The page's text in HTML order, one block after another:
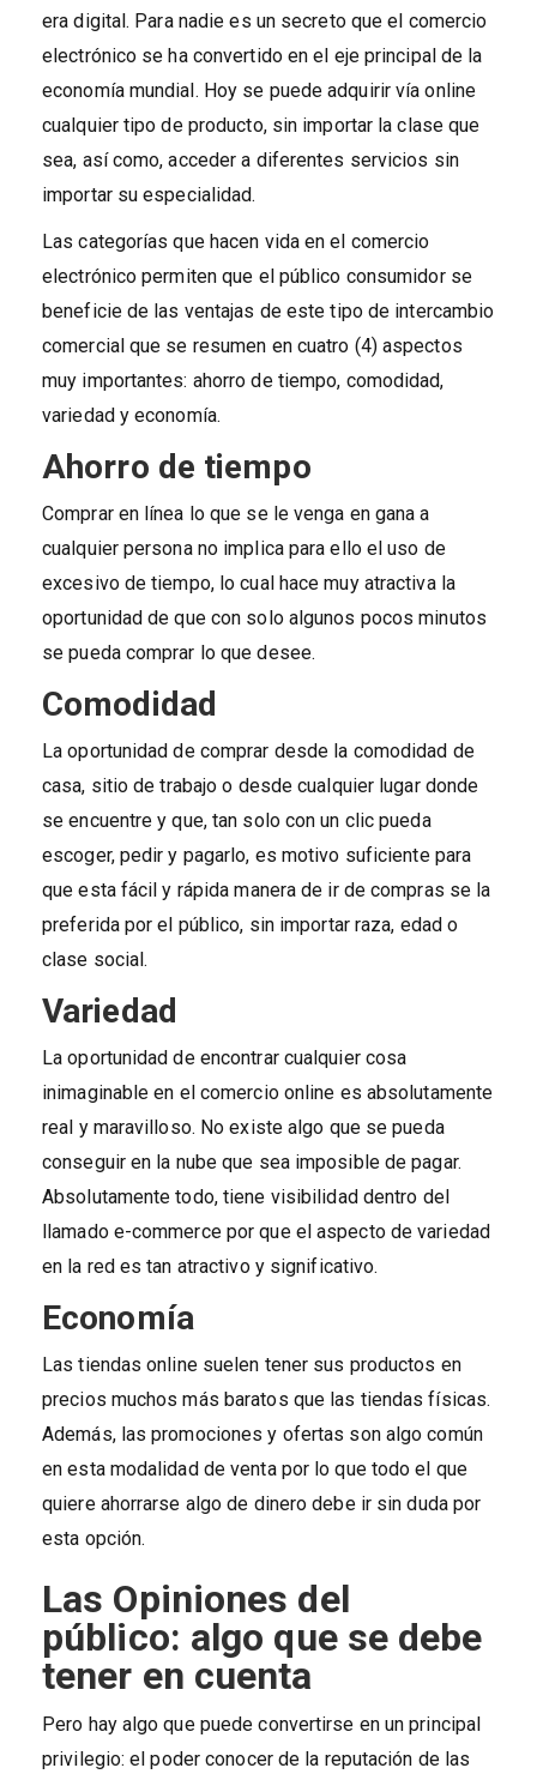
era digital. Para nadie es un secreto que el comercio
electrónico se ha convertido en el eje principal de la
economía mundial. Hoy se puede adquirir vía online
cualquier tipo de producto, sin importar la clase que
sea, así como, acceder a diferentes servicios sin
importar su especialidad.
Las categorías que hacen vida en el comercio
electrónico permiten que el público consumidor se
beneficie de las ventajas de este tipo de intercambio
comercial que se resumen en cuatro (4) aspectos
muy importantes: ahorro de tiempo, comodidad,
variedad y economía.
Ahorro de tiempo
Comprar en línea lo que se le venga en gana a
cualquier persona no implica para ello el uso de
excesivo de tiempo, lo cual hace muy atractiva la
oportunidad de que con solo algunos pocos minutos
se pueda comprar lo que desee.
Comodidad
La oportunidad de comprar desde la comodidad de
casa, sitio de trabajo o desde cualquier lugar donde
se encuentre y que, tan solo con un clic pueda
escoger, pedir y pagarlo, es motivo suficiente para
que esta fácil y rápida manera de ir de compras se la
preferida por el público, sin importar raza, edad o
clase social.
Variedad
La oportunidad de encontrar cualquier cosa
inimaginable en el comercio online es absolutamente
real y maravilloso. No existe algo que se pueda
conseguir en la nube que sea imposible de pagar.
Absolutamente todo, tiene visibilidad dentro del
llamado e-commerce por que el aspecto de variedad
en la red es tan atractivo y significativo.
Economía
Las tiendas online suelen tener sus productos en
precios muchos más baratos que las tiendas físicas.
Además, las promociones y ofertas son algo común
en esta modalidad de venta por lo que todo el que
quiere ahorrarse algo de dinero debe ir sin duda por
esta opción.
Las Opiniones del
público: algo que se debe
tener en cuenta
Pero hay algo que puede convertirse en un principal
privilegio: el poder conocer de la reputación de las